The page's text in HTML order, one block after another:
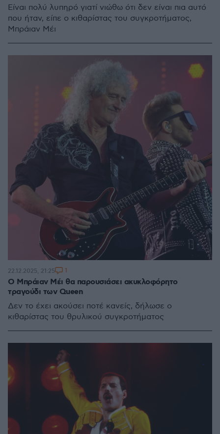
Είναι πολύ λυπηρό γιατί νιώθω ότι δεν είναι πια αυτό
που ήταν, είπε ο κιθαρίστας του συγκροτήματος,
Μπράιαν Μέι
Ο Μπράιαν Μέι θα παρουσιάσει ακυκλοφόρητο
τραγούδι των Queen
Δεν το έχει ακούσει ποτέ κανείς, δήλωσε ο
κιθαρίστας του θρυλικού συγκροτήματος
22.12.2025, 21:25 1